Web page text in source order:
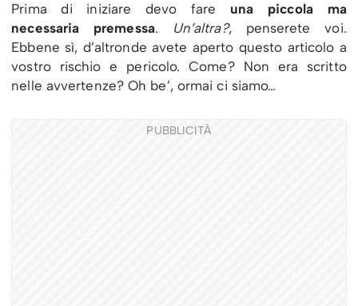
Prima di iniziare devo fare una piccola ma
necessaria premessa. Un’altra?, penserete voi.
Ebbene sì, d’altronde avete aperto questo articolo a
vostro rischio e pericolo. Come? Non era scritto
nelle avvertenze? Oh be’, ormai ci siamo…
PUBBLICITÀ